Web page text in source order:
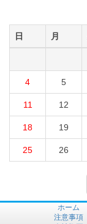
日 月
4 5
11 12
18 19
25 26
ホーム
注意事項